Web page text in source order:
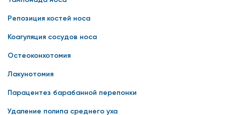
Репозиция костей носа
Коагуляция сосудов носа
Остеоконхотомия
Лакунотомия
Парацентез барабанной перепонки
Удаление полипа среднего уха